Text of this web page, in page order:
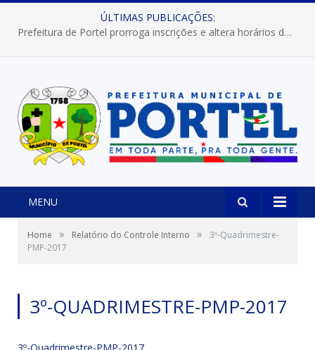
ÚLTIMAS PUBLICAÇÕES:
Prefeitura de Portel prorroga inscrições e altera horários dos concursos “Musa” e “Miss Mix Verão 2026”
MENU
Home » Relatório do Controle Interno »
3º-Quadrimestre-
PMP-2017
3º-QUADRIMESTRE-PMP-2017